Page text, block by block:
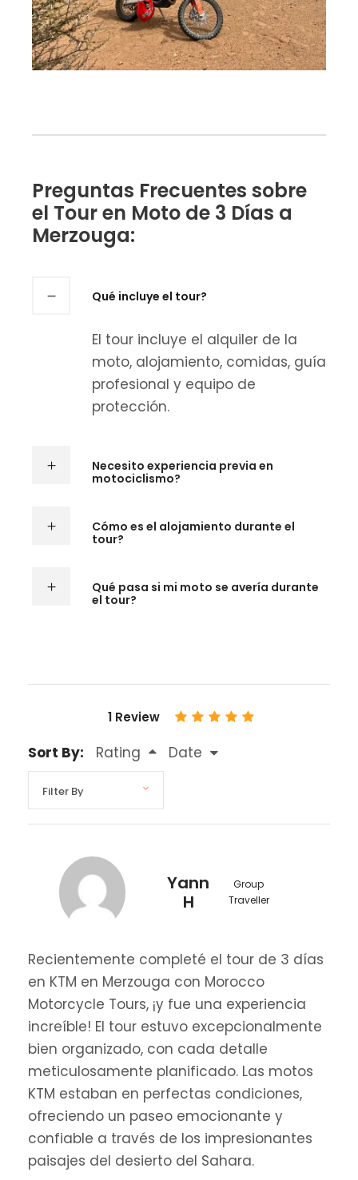
Preguntas Frecuentes sobre
el Tour en Moto de 3 Días a
Merzouga:
Qué incluye el tour?
El tour incluye el alquiler de la
moto, alojamiento, comidas, guía
profesional y equipo de
protección.
Necesito experiencia previa en
motociclismo?
Cómo es el alojamiento durante el
tour?
Qué pasa si mi moto se avería durante
el tour?
1 Review
Sort By: Rating Date
Yann
H
Group
Traveller
Recientemente completé el tour de 3 días
en KTM en Merzouga con Morocco
Motorcycle Tours, ¡y fue una experiencia
increíble! El tour estuvo excepcionalmente
bien organizado, con cada detalle
meticulosamente planificado. Las motos
KTM estaban en perfectas condiciones,
ofreciendo un paseo emocionante y
confiable a través de los impresionantes
paisajes del desierto del Sahara.